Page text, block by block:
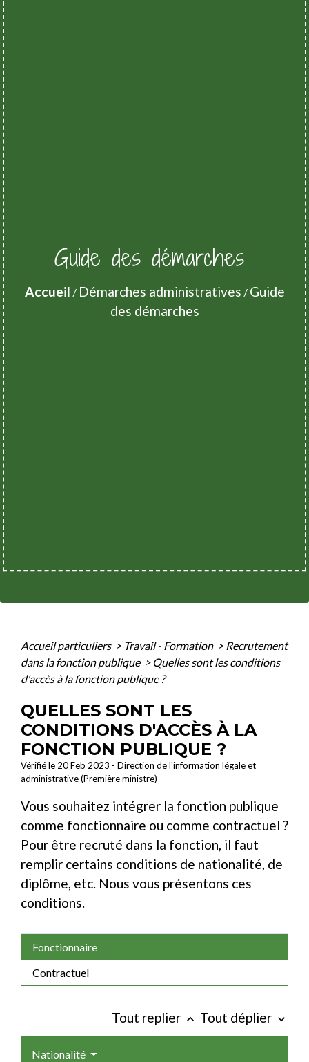
Guide des démarches
Accueil / Démarches administratives / Guide
des démarches
Accueil particuliers > Travail - Formation > Recrutement
dans la fonction publique > Quelles sont les conditions
d'accès à la fonction publique ?
QUELLES SONT LES
CONDITIONS D'ACCÈS À LA
FONCTION PUBLIQUE ?
Vérifié le 20 Feb 2023 - Direction de l'information légale et
administrative (Première ministre)
Vous souhaitez intégrer la fonction publique
comme fonctionnaire ou comme contractuel ?
Pour être recruté dans la fonction, il faut
remplir certains conditions de nationalité, de
diplôme, etc. Nous vous présentons ces
conditions.
Fonctionnaire
Contractuel
Tout replier keyboard_arrow_up Tout déplier keyboard_arrow_down
Nationalité